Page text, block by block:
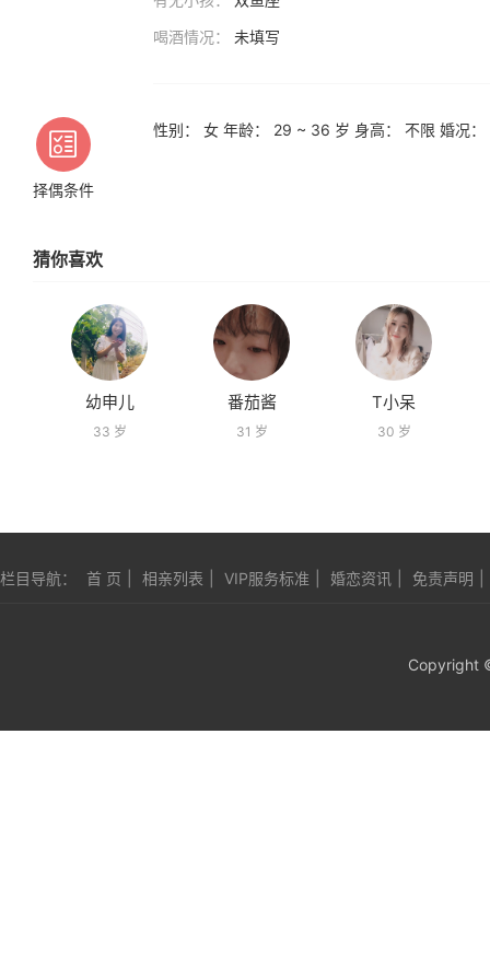
喝酒情况：
未填写
择偶条件
性别： 女 年龄： 29 ~ 36 岁 身高： 不限 婚况
猜你喜欢
幼申儿
33 岁
番茄酱
31 岁
T小呆
30 岁
栏目导航： 首 页 相亲列表 VIP服务标准 婚恋资讯 免责声明
Copyright